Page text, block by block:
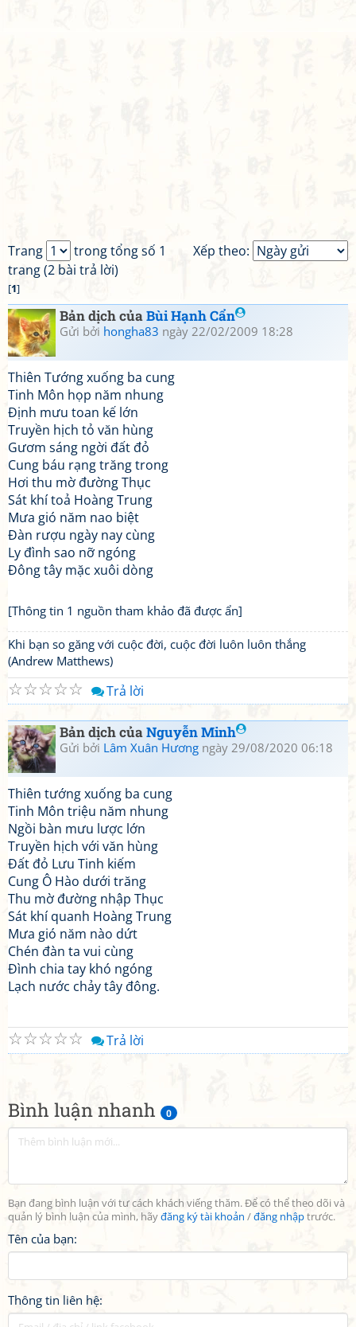
Bình luận nhanh 0
Bạn đang bình luận với tư cách khách viếng thăm. Để có thể theo dõi và
quản lý bình luận của mình, hãyđăng ký tài khoản /đăng nhậptrước.
Tên của bạn:
Thông tin liên hệ:
Xếp theo:
Trang
trong tổng số 1
trang (2 bài trả lời)
[1]
Bản dịch củaBùi Hạnh Cẩn
Gửi bởi hongha83 ngày 22/02/2009 18:28
Thiên Tướng xuống ba cung
Tinh Môn họp năm nhung
Định mưu toan kế lớn
Truyền hịch tỏ văn hùng
Gươm sáng ngời đất đỏ
Cung báu rạng trăng trong
Hơi thu mờ đường Thục
Sát khí toả Hoàng Trung
Mưa gió năm nao biệt
Đàn rượu ngày nay cùng
Ly đình sao nỡ ngóng
Đông tây mặc xuôi dòng
[Thông tin 1 nguồn tham khảo đã được ẩn]
Khi bạn so găng với cuộc đời, cuộc đời luôn luôn thắng
(Andrew Matthews)
☆
☆
☆
☆
☆ Trả lời
Bản dịch củaNguyễn Minh
Gửi bởi Lâm Xuân Hương ngày 29/08/2020 06:18
Thiên tướng xuống ba cung
Tinh Môn triệu năm nhung
Ngồi bàn mưu lược lớn
Truyền hịch với văn hùng
Đất đỏ Lưu Tinh kiếm
Cung Ô Hào dưới trăng
Thu mờ đường nhập Thục
Sát khí quanh Hoàng Trung
Mưa gió năm nào dứt
Chén đàn ta vui cùng
Đình chia tay khó ngóng
Lạch nước chảy tây đông.
☆
☆
☆
☆
☆ Trả lời